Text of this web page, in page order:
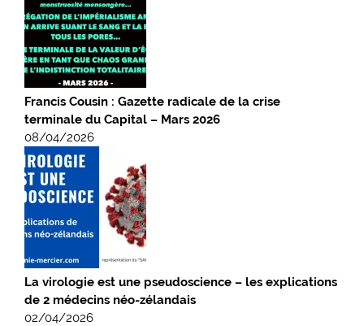
Francis Cousin : Gazette radicale de la crise
terminale du Capital – Mars 2026
08/04/2026
La virologie est une pseudoscience – les explications
de 2 médecins néo-zélandais
02/04/2026